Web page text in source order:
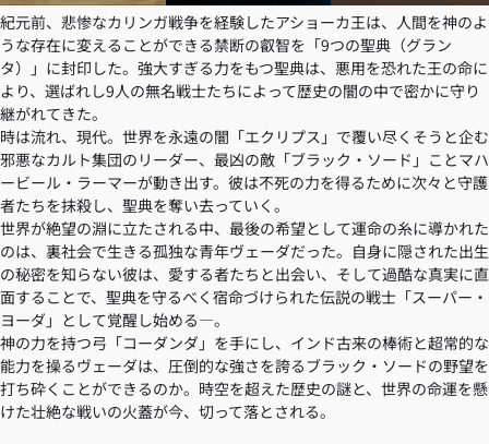
紀元前、悲惨なカリンガ戦争を経験したアショーカ王は、人間を神のよ
うな存在に変えることができる禁断の叡智を「9つの聖典（グラン
タ）」に封印した。強大すぎる力をもつ聖典は、悪用を恐れた王の命に
より、選ばれし9人の無名戦士たちによって歴史の闇の中で密かに守り
継がれてきた。
時は流れ、現代。世界を永遠の闇「エクリプス」で覆い尽くそうと企む
邪悪なカルト集団のリーダー、最凶の敵「ブラック・ソード」ことマハ
ービール・ラーマーが動き出す。彼は不死の力を得るために次々と守護
者たちを抹殺し、聖典を奪い去っていく。
世界が絶望の淵に立たされる中、最後の希望として運命の糸に導かれた
のは、裏社会で生きる孤独な青年ヴェーダだった。自身に隠された出生
の秘密を知らない彼は、愛する者たちと出会い、そして過酷な真実に直
面することで、聖典を守るべく宿命づけられた伝説の戦士「スーパー・
ヨーダ」として覚醒し始める―。
神の力を持つ弓「コーダンダ」を手にし、インド古来の棒術と超常的な
能力を操るヴェーダは、圧倒的な強さを誇るブラック・ソードの野望を
打ち砕くことができるのか。時空を超えた歴史の謎と、世界の命運を懸
けた壮絶な戦いの火蓋が今、切って落とされる。